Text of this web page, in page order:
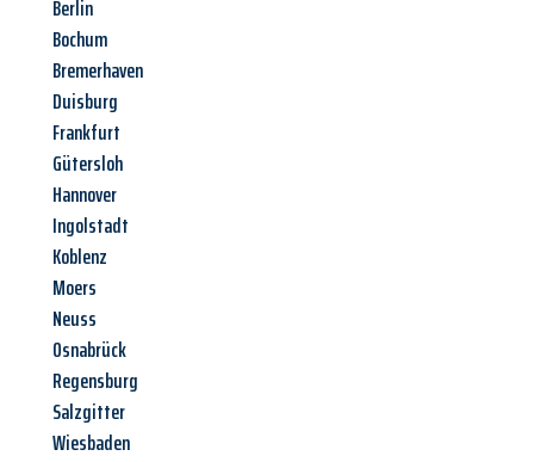
Berlin
Bochum
Bremerhaven
Duisburg
Frankfurt
Gütersloh
Hannover
Ingolstadt
Koblenz
Moers
Neuss
Osnabrück
Regensburg
Salzgitter
Wiesbaden